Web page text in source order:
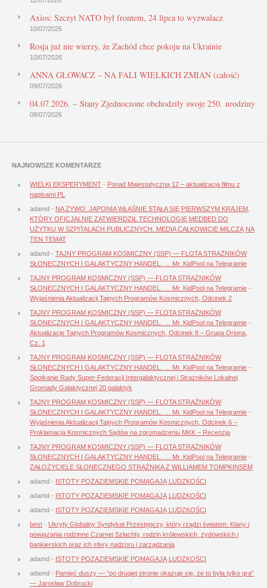
Axios: Szczyt NATO był frontem, 24 lipca to wyzwalacz
10/07/2026
Rosja już nie wierzy, że Zachód chce pokoju na Ukrainie
10/07/2026
ANNA GŁOWACZ – NA FALI WIELKICH ZMIAN (całość)
09/07/2026
04.07.2026. – Stany Zjednoczone obchodziły swoje 250. urodziny
08/07/2026
NAJNOWSZE KOMENTARZE
WIELKI EKSPERYMENT - Ponad Majestatyczną 12 – aktualizacja filmu z
napisami PL
adamd - NA ŻYWO: JAPONIA WŁAŚNIE STAŁA SIĘ PIERWSZYM KRAJEM,
KTÓRY OFICJALNIE ZATWIERDZIŁ TECHNOLOGIĘ MEDBED DO
UŻYTKU W SZPITALACH PUBLICZNYCH. MEDIA CAŁKOWICIE MILCZĄ NA
TEN TEMAT
adamd - TAJNY PROGRAM KOSMICZNY (SSP) — FLOTA STRAŻNIKÓW
SŁONECZNYCH I GALAKTYCZNY HANDEL. … Mr. KidPool na Telegramie
TAJNY PROGRAM KOSMICZNY (SSP) — FLOTA STRAŻNIKÓW
SŁONECZNYCH I GALAKTYCZNY HANDEL. … Mr. KidPool na Telegramie -
Wyjaśnienia Aktualizacji Tajnych Programów Kosmicznych, Odcinek 2
TAJNY PROGRAM KOSMICZNY (SSP) — FLOTA STRAŻNIKÓW
SŁONECZNYCH I GALAKTYCZNY HANDEL. … Mr. KidPool na Telegramie -
Aktualizacje Tajnych Programów Kosmicznych, Odcinek 8 – Grupa Oriona,
Cz. 1
TAJNY PROGRAM KOSMICZNY (SSP) — FLOTA STRAŻNIKÓW
SŁONECZNYCH I GALAKTYCZNY HANDEL. … Mr. KidPool na Telegramie -
Spotkanie Rady Super-Federacji Intergalaktycznej i Strażników Lokalnej
Gromady Galaktycznej 20 galaktyk
TAJNY PROGRAM KOSMICZNY (SSP) — FLOTA STRAŻNIKÓW
SŁONECZNYCH I GALAKTYCZNY HANDEL. … Mr. KidPool na Telegramie -
Wyjaśnienia Aktualizacji Tajnych Programów Kosmicznych, Odcinek 6 –
Proklamacja Kosmicznych Sądów na zgromadzeniu MKK – Recenzja
TAJNY PROGRAM KOSMICZNY (SSP) — FLOTA STRAŻNIKÓW
SŁONECZNYCH I GALAKTYCZNY HANDEL. … Mr. KidPool na Telegramie -
ZAŁOŻYCIELE SŁONECZNEGO STRAŻNIKA Z WILLIAMEM TOMPKINSEM
adamd - ISTOTY POZAZIEMSKIE POMAGAJĄ LUDZKOŚCI
adamd - ISTOTY POZAZIEMSKIE POMAGAJĄ LUDZKOŚCI
adamd - ISTOTY POZAZIEMSKIE POMAGAJĄ LUDZKOŚCI
best - Ukryty Globalny Syndykat Przestępczy, który rządzi światem: Klany i
powiązania rodzinne Czarnej Szlachty, rodzin królewskich, żydowskich i
bankierskich oraz ich sfery nadzoru i zarządzania
adamd - ISTOTY POZAZIEMSKIE POMAGAJĄ LUDZKOŚCI
adamd - Pamięć duszy — “po drugiej stronie okazuje się, że to była tylko gra”
— Jarosław Dobrucki